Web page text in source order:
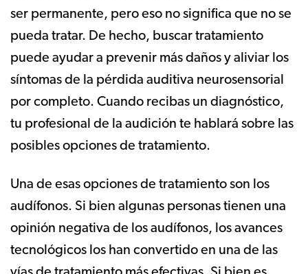
ser permanente, pero eso no significa que no se
pueda tratar. De hecho, buscar tratamiento
puede ayudar a prevenir más daños y aliviar los
síntomas de la pérdida auditiva neurosensorial
por completo. Cuando recibas un diagnóstico,
tu profesional de la audición te hablará sobre las
posibles opciones de tratamiento.
Una de esas opciones de tratamiento son los
audífonos. Si bien algunas personas tienen una
opinión negativa de los audífonos, los avances
tecnológicos los han convertido en una de las